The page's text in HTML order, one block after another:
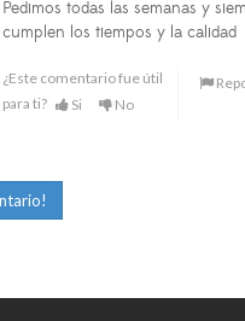
Pedimos todas las semanas y
cumplen los tiempos y la calidad
¿Este comentario fue útil
para ti?
Si No